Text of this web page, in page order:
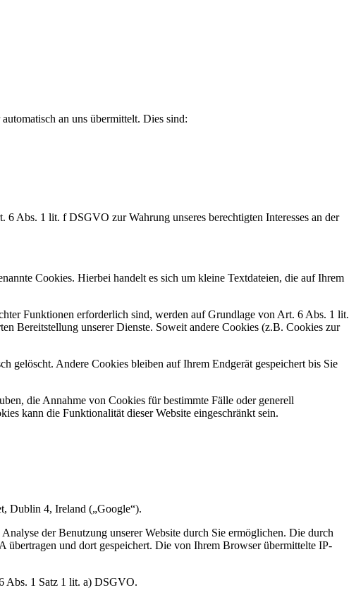
an uns übermittelt. Dies sind:
Abs. 1 lit. f DSGVO zur Wahrung unseres berechtigten Interesses an der
Cookies. Hierbei handelt es sich um kleine Textdateien, die auf Ihrem
Funktionen erforderlich sind, werden auf Grundlage von Art. 6 Abs. 1 lit.
Bereitstellung unserer Dienste. Soweit andere Cookies (z.B. Cookies zur
gelöscht. Andere Cookies bleiben auf Ihrem Endgerät gespeichert bis Sie
die Annahme von Cookies für bestimmte Fälle oder generell
kann die Funktionalität dieser Website eingeschränkt sein.
Dublin 4, Ireland („Google“).
der Benutzung unserer Website durch Sie ermöglichen. Die durch
übertragen und dort gespeichert. Die von Ihrem Browser übermittelte IP-
Abs. 1 Satz 1 lit. a) DSGVO.